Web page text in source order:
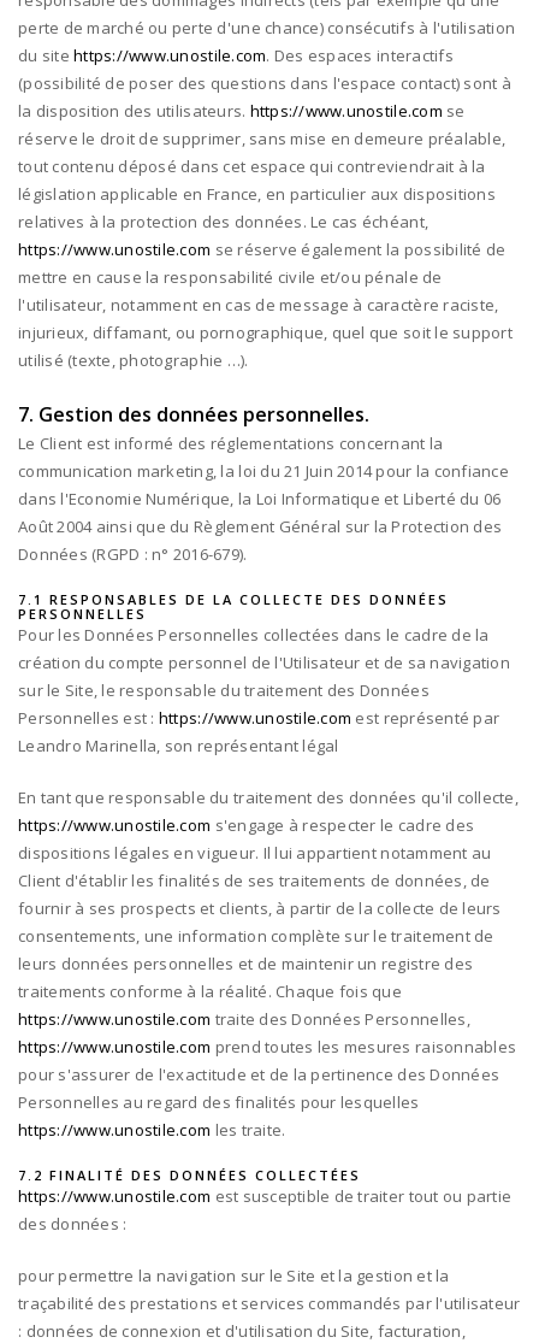
perte de marché ou perte d'une chance) consécutifs à l'utilisation
du sitehttps://www.unostile.com. Des espaces interactifs
(possibilité de poser des questions dans l'espace contact) sont à
la disposition des utilisateurs. https://www.unostile.com se
réserve le droit de supprimer, sans mise en demeure préalable,
tout contenu déposé dans cet espace qui contreviendrait à la
législation applicable en France, en particulier aux dispositions
relatives à la protection des données. Le cas échéant,
https://www.unostile.com se réserve également la possibilité de
mettre en cause la responsabilité civile et/ou pénale de
l'utilisateur, notamment en cas de message à caractère raciste,
injurieux, diffamant, ou pornographique, quel que soit le support
utilisé (texte, photographie …).
7. Gestion des données personnelles.
Le Client est informé des réglementations concernant la
communication marketing, la loi du 21 Juin 2014 pour la confiance
dans l'Economie Numérique, la Loi Informatique et Liberté du 06
Août 2004 ainsi que du Règlement Général sur la Protection des
Données (RGPD : n° 2016-679).
7.1 RESPONSABLES DE LA COLLECTE DES DONNÉES
PERSONNELLES
Pour les Données Personnelles collectées dans le cadre de la
création du compte personnel de l'Utilisateur et de sa navigation
sur le Site, le responsable du traitement des Données
Personnelles est : https://www.unostile.com est représenté par
Leandro Marinella, son représentant légal
En tant que responsable du traitement des données qu'il collecte,
https://www.unostile.com s'engage à respecter le cadre des
dispositions légales en vigueur. Il lui appartient notamment au
Client d'établir les finalités de ses traitements de données, de
fournir à ses prospects et clients, à partir de la collecte de leurs
consentements, une information complète sur le traitement de
leurs données personnelles et de maintenir un registre des
traitements conforme à la réalité. Chaque fois que
https://www.unostile.com traite des Données Personnelles,
https://www.unostile.com prend toutes les mesures raisonnables
pour s'assurer de l'exactitude et de la pertinence des Données
Personnelles au regard des finalités pour lesquelles
https://www.unostile.com les traite.
7.2 FINALITÉ DES DONNÉES COLLECTÉES
https://www.unostile.com est susceptible de traiter tout ou partie
des données :
pour permettre la navigation sur le Site et la gestion et la
traçabilité des prestations et services commandés par l'utilisateur
: données de connexion et d'utilisation du Site, facturation,